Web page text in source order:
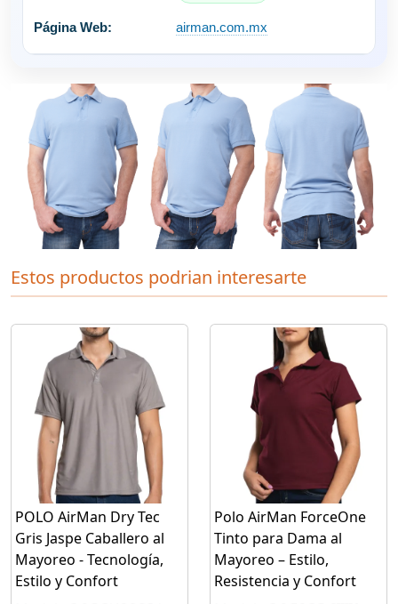
airman.com.mx
Estos productos podrian interesarte
POLO AirMan Dry Tec
Gris Jaspe Caballero al
Mayoreo - Tecnología,
Estilo y Confort
Polo AirMan ForceOne
Tinto para Dama al
Mayoreo – Estilo,
Resistencia y Confort